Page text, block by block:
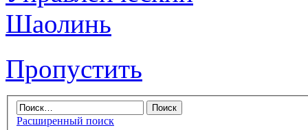
Пропустить
Расширенный поиск